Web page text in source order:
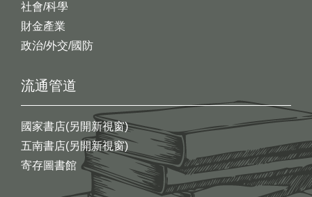
社會/科學
財金產業
政治/外交/國防
流通管道
國家書店(另開新視窗)
五南書店(另開新視窗)
寄存圖書館